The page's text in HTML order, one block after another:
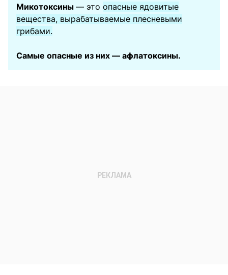
Микотоксины — это опасные ядовитые
вещества, вырабатываемые плесневыми
грибами.
Самые опасные из них — афлатоксины.